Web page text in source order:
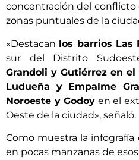
concentración del
zonas puntuales de la
«Destacan los barrios Las
sur del Distrito
Grandoli y Gutiérrez en
Ludueña y Empalme
Noroeste y Godoy en el
Oeste de la ciudad», señaló.
Como muestra la
en pocas manzanas de